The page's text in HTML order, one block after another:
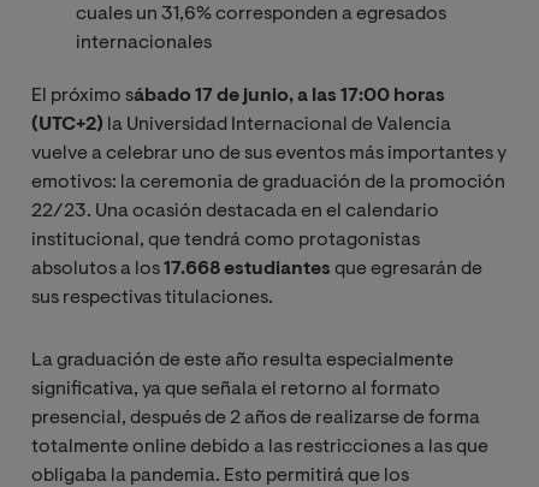
cuales un 31,6% corresponden a egresados
internacionales
El próximo sábado 17 de junio, a las 17:00 horas
(UTC+2) la Universidad Internacional de Valencia
vuelve a celebrar uno de sus eventos más importantes y
emotivos: la ceremonia de graduación de la promoción
22/23. Una ocasión destacada en el calendario
institucional, que tendrá como protagonistas
absolutos a los17.668 estudiantes que egresarán de
sus respectivas titulaciones.
La graduación de este año resulta especialmente
significativa, ya que señala el retorno al formato
presencial, después de 2 años de realizarse de forma
totalmente online debido a las restricciones a las que
obligaba la pandemia. Esto permitirá que los